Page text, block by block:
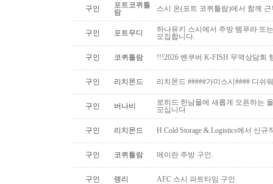
구인
포트코퀴틀
람
스시 온(포트 코퀴틀람)에서 함께
구인 포트무디
하나유키 스시에서 주방 템푸라 또
모집합니다.
구인 코퀴틀람 !!!2026 밴쿠버 K-FISH 무역상담회
구인 리치몬드 리치몬드 #####가미스시#### 디쉬
구인 버나비
로히드 한남몰에 새롭게 오픈하는
모십니다
구인 리치몬드 H Cold Storage & Logistics에서 신규
구인 코퀴틀람 메이란 주방 구인.
구인 랭리 AFC 스시 파트타임 구인